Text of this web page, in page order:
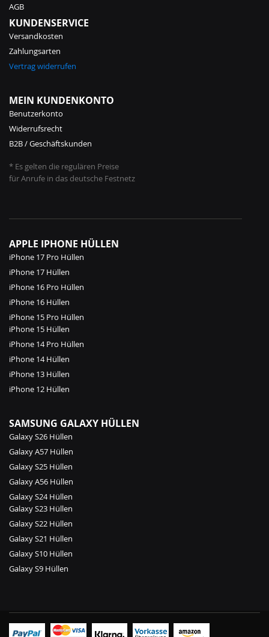
AGB
KUNDENSERVICE
Versandkosten
Zahlungsarten
Vertrag widerrufen
MEIN KUNDENKONTO
Benutzerkonto
Widerrufsrecht
B2B / Geschäftskunden
* Es gelten die regulären Preise
für Anrufe in das deutsche Festnetz
APPLE IPHONE HÜLLEN
iPhone 17 Pro Hüllen
iPhone 17 Hüllen
iPhone 16 Pro Hüllen
iPhone 16 Hüllen
iPhone 15 Pro Hüllen
iPhone 15 Hüllen
iPhone 14 Pro Hüllen
iPhone 14 Hüllen
iPhone 13 Hüllen
iPhone 12 Hüllen
SAMSUNG GALAXY HÜLLEN
Galaxy S26 Hüllen
Galaxy A57 Hüllen
Galaxy S25 Hüllen
Galaxy A56 Hüllen
Galaxy S24 Hüllen
Galaxy S23 Hüllen
Galaxy S22 Hüllen
Galaxy S21 Hüllen
Galaxy S10 Hüllen
Galaxy S9 Hüllen